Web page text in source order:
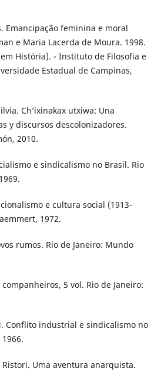
Emancipação feminina e moral
e Maria Lacerda de Moura. 1998.
História). - Instituto de Filosofia e
Estadual de Campinas,
Ch’ixinakax utxiwa: Una
y discursos descolonizadores.
2010.
e sindicalismo no Brasil. Rio
e cultura social (1913-
1972.
rumos. Rio de Janeiro: Mundo
companheiros, 5 vol. Rio de Janeiro:
Conflito industrial e sindicalismo no
Ristori. Uma aventura anarquista.